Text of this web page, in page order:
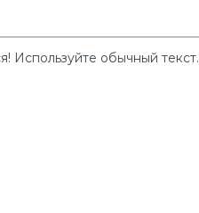
Используйте обычный текст.